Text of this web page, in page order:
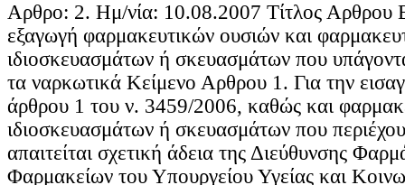
Αρθρο: 2. Ημ/νία: 10.08.2007 Τίτλος Αρθρου
εξαγωγή φαρμακευτικών ουσιών και
ιδιοσκευασμάτων ή σκευασμάτων που
τα ναρκωτικά Κείμενο Αρθρου 1. Για την
άρθρου 1 του ν. 3459/2006, καθώς και
ιδιοσκευασμάτων ή σκευασμάτων που
απαιτείται σχετική άδεια της Διεύθυνσης
Φαρμακείων του Υπουργείου Υγείας και